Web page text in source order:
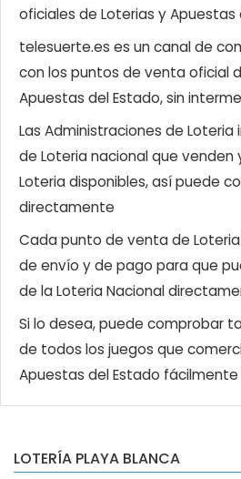
oficiales de Loterias y Apuestas
telesuerte.es es un canal de
con los puntos de venta oficial
Apuestas del Estado, sin
Las Administraciones de Loteria
de Loteria nacional que venden
Loteria disponibles, así puede
directamente
Cada punto de venta de
de envío y de pago para que
de la Loteria Nacional
Si lo desea, puede comprobar
de todos los juegos que
Apuestas del Estado
LOTERÍA PLAYA BLANCA